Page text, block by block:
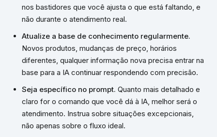
nos bastidores que você ajusta o que está faltando, e
não durante o atendimento real.
Atualize a base de conhecimento regularmente.
Novos produtos, mudanças de preço, horários
diferentes, qualquer informação nova precisa entrar na
base para a IA continuar respondendo com precisão.
Seja específico no prompt. Quanto mais detalhado e
claro for o comando que você dá à IA, melhor será o
atendimento. Instrua sobre situações excepcionais,
não apenas sobre o fluxo ideal.